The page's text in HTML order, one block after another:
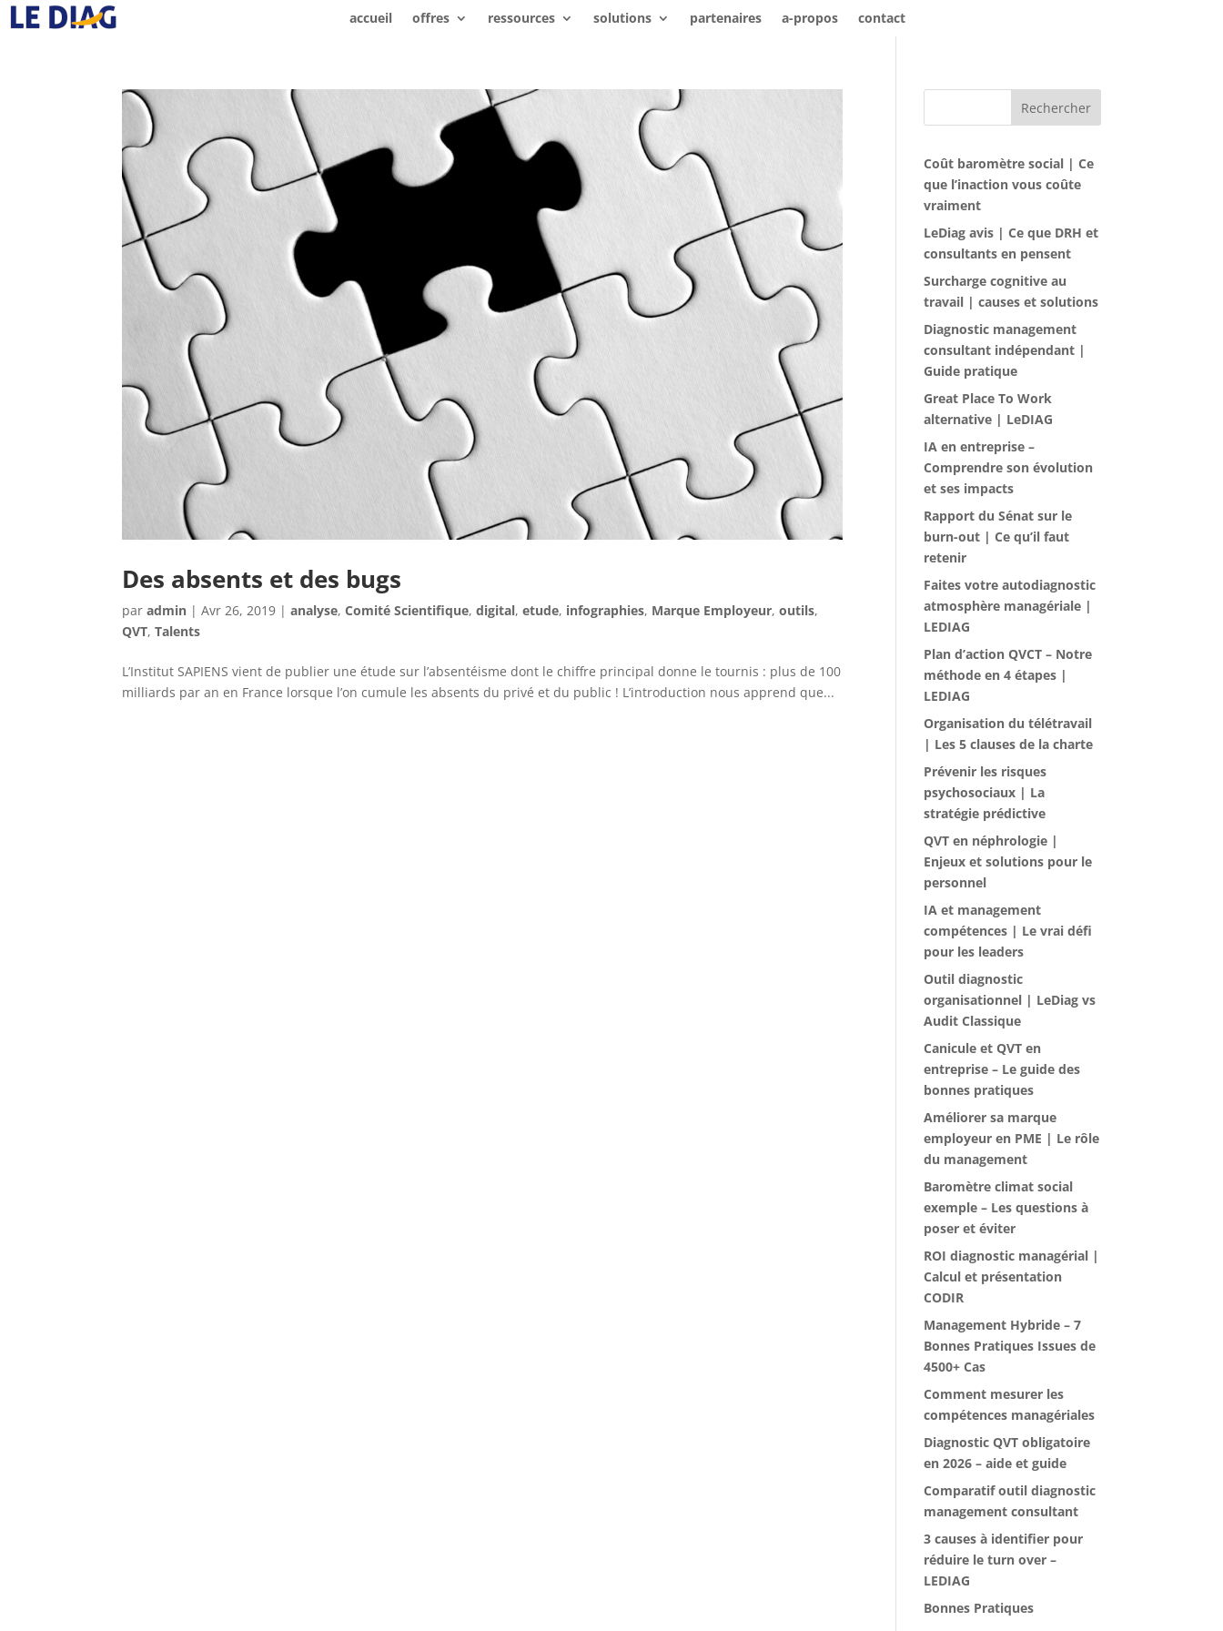
accueil offres ressources solutions partenaires a-propos contact
Des absents et des bugs
paradmin |Avr 26, 2019 |analyse,Comité Scientifique,digital,etude, infographies, Marque Employeur,outils,
QVT,Talents
L’Institut SAPIENS vient de publier une étude sur l’absentéisme dont le chiffre principal donne le tournis : plus de 100
milliards par an en France lorsque l’on cumule les absents du privé et du public ! L’introduction nous apprend que...
Rechercher
Coût baromètre social | Ce
que l’inaction vous coûte
vraiment
LeDiag avis | Ce que DRH et
consultants en pensent
Surcharge cognitive au
travail | causes et solutions
Diagnostic management
consultant indépendant |
Guide pratique
Great Place To Work
alternative | LeDIAG
IA en entreprise –
Comprendre son évolution
et ses impacts
Rapport du Sénat sur le
burn-out | Ce qu’il faut
retenir
Faites votre autodiagnostic
atmosphère managériale |
LEDIAG
Plan d’action QVCT – Notre
méthode en 4 étapes |
LEDIAG
Organisation du télétravail
| Les 5 clauses de la charte
Prévenir les risques
psychosociaux | La
stratégie prédictive
QVT en néphrologie |
Enjeux et solutions pour le
personnel
IA et management
compétences | Le vrai défi
pour les leaders
Outil diagnostic
organisationnel | LeDiag vs
Audit Classique
Canicule et QVT en
entreprise – Le guide des
bonnes pratiques
Améliorer sa marque
employeur en PME | Le rôle
du management
Baromètre climat social
exemple – Les questions à
poser et éviter
ROI diagnostic managérial |
Calcul et présentation
CODIR
Management Hybride – 7
Bonnes Pratiques Issues de
4500+ Cas
Comment mesurer les
compétences managériales
Diagnostic QVT obligatoire
en 2026 – aide et guide
Comparatif outil diagnostic
management consultant
3 causes à identifier pour
réduire le turn over –
LEDIAG
Bonnes Pratiques